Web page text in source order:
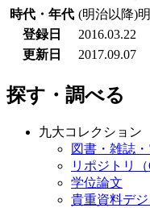
時代・年代 (明治以降)
登録日
2016.03.22
更新日
2017.09.07
探す・調べる
九大コレクション
図書・雑誌
リポジトリ（
学位論文
貴重資料デ